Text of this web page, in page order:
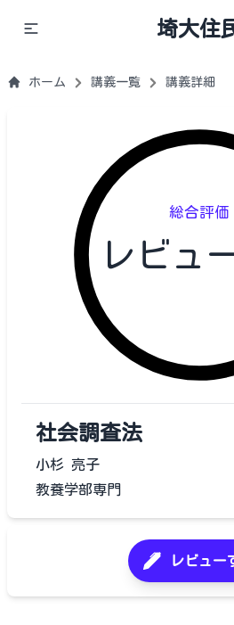
埼大住
ホーム 講義一覧 講義詳細
総合評価
レビュ
社会調査法
小杉 亮子
教養学部専門
レビュー